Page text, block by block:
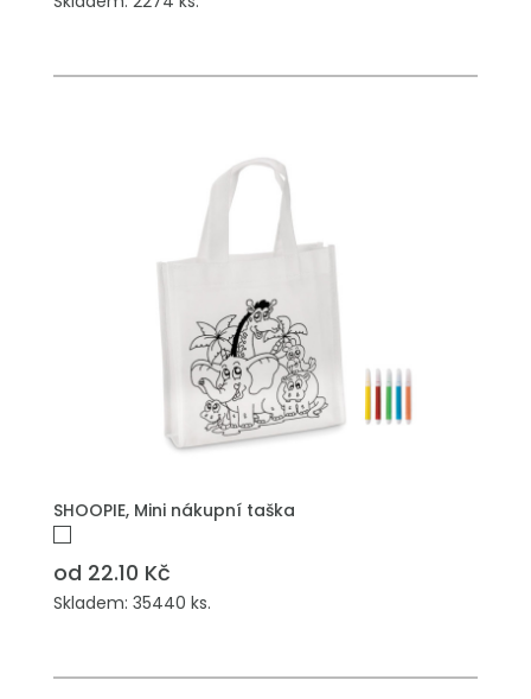
SHOOPIE, Mini nákupní taška
od 22.10 Kč
Skladem: 35440 ks.